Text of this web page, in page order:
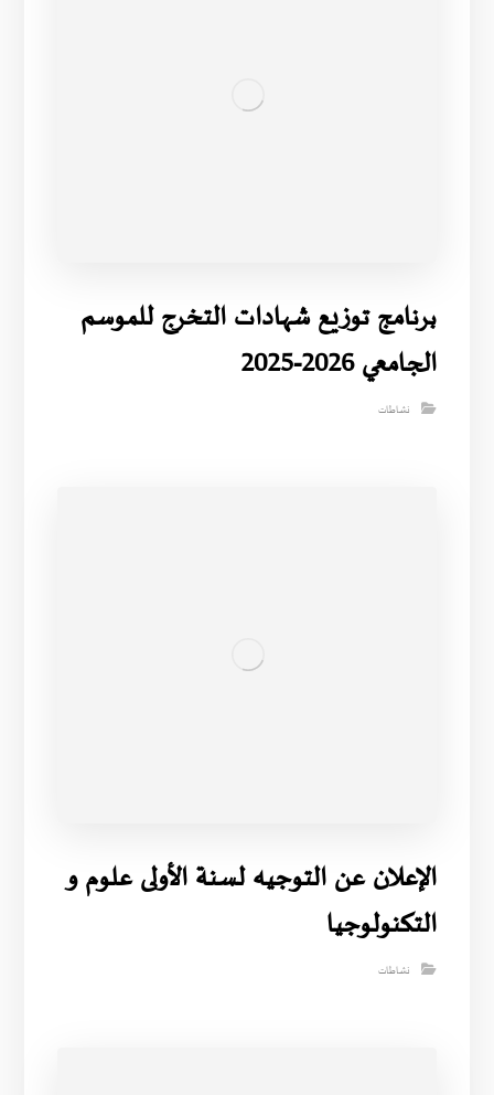
برنامج توزيع شهادات التخرج للموسم
الجامعي 2026-2025
نشاطات
الإعلان عن التوجيه لسنة الأولى علوم و
التكنولوجيا
نشاطات